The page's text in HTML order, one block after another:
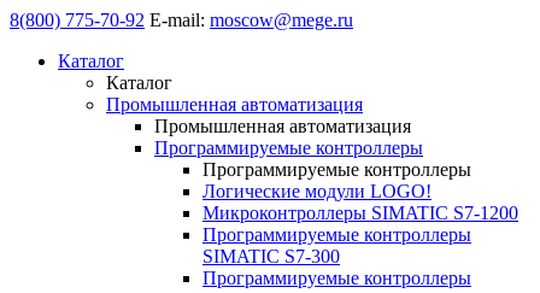
8(800) 775-70-92 E-mail: moscow@mege.ru
Каталог
Каталог
Промышленная автоматизация
Промышленная автоматизация
Программируемые контроллеры
Программируемые контроллеры
Логические модули LOGO!
Микроконтроллеры SIMATIC S7-1200
Программируемые контроллеры
SIMATIC S7-300
Программируемые контроллеры